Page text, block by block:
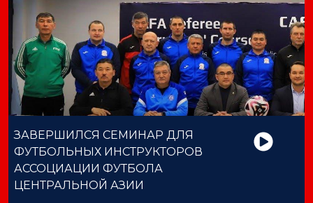
ЗАВЕРШИЛСЯ СЕМИНАР ДЛЯ
ФУТБОЛЬНЫХ ИНСТРУКТОРОВ
АССОЦИАЦИИ ФУТБОЛА
ЦЕНТРАЛЬНОЙ АЗИИ